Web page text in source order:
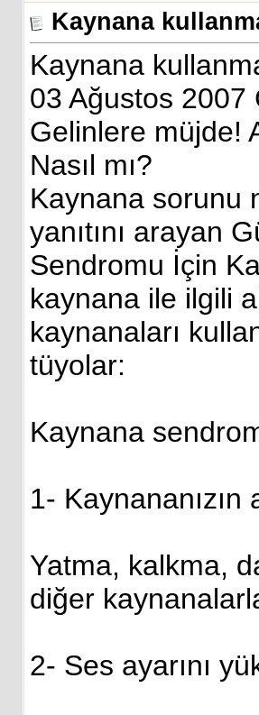
Kaynana
Kaynana
03 Ağustos 2007
Gelinlere müjde!
Nasıl mı?
Kaynana sorunu
yanıtını arayan
Sendromu İçin
kaynana ile ilgili
kaynanaları
tüyolar:
Kaynana
1- Kaynananızın
Yatma, kalkma,
diğer
2- Ses ayarını